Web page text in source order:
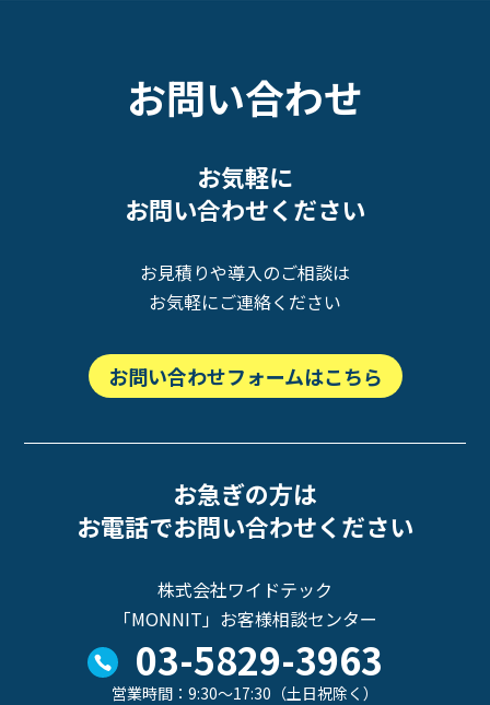
お問い合わせ
お気軽に
お問い合わせください
お見積りや導入のご相談は
お気軽にご連絡ください
お問い合わせフォームはこちら
お急ぎの方は
お電話でお問い合わせください
株式会社ワイドテック
「MONNIT」お客様相談センター
03-5829-3963
営業時間：9:30～17:30（土日祝除く）